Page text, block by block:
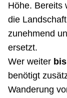
Höhe. Bereits
die
zunehmend
ersetzt.
Wer weiter
benötigt
Wanderung